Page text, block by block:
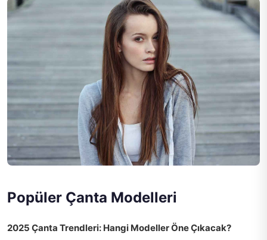
Popüler Çanta Modelleri
2025 Çanta Trendleri: Hangi Modeller Öne Çıkacak?